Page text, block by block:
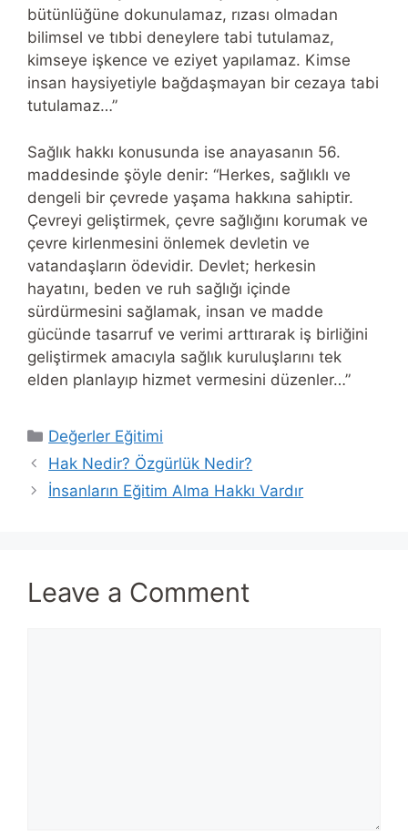
bütünlüğüne dokunulamaz, rızası olmadan
bilimsel ve tıbbi deneylere tabi tutulamaz,
kimseye işkence ve eziyet yapılamaz. Kimse
insan haysiyetiyle bağdaşmayan bir cezaya tabi
tutulamaz…”
Sağlık hakkı konusunda ise anayasanın 56.
maddesinde şöyle denir: “Herkes, sağlıklı ve
dengeli bir çevrede yaşama hakkına sahiptir.
Çevreyi geliştirmek, çevre sağlığını korumak ve
çevre kirlenmesini önlemek devletin ve
vatandaşların ödevidir. Devlet; herkesin
hayatını, beden ve ruh sağlığı içinde
sürdürmesini sağlamak, insan ve madde
gücünde tasarruf ve verimi arttırarak iş birliğini
geliştirmek amacıyla sağlık kuruluşlarını tek
elden planlayıp hizmet vermesini düzenler…”
Categories
Değerler Eğitimi
Hak Nedir? Özgürlük Nedir?
İnsanların Eğitim Alma Hakkı Vardır
Leave a Comment